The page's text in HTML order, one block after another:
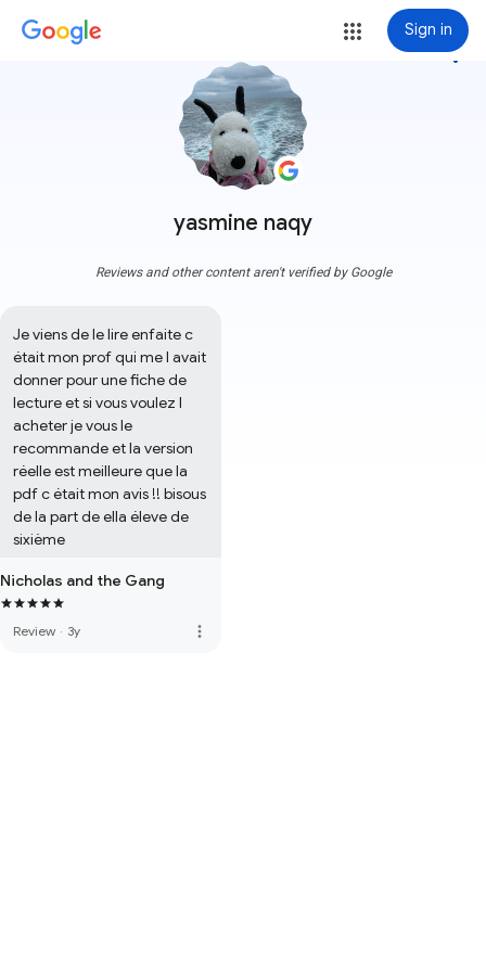
Sign in
yasmine naqy
more_vert
Reviews and other content aren't verified by Google
Je viens de le lire enfaite c
était mon prof qui me l avait
donner pour une fiche de
lecture et si vous voulez l
acheter je vous le
recommande et la version
réelle est meilleure que la
pdf c était mon avis !! bisous
de la part de ella éleve de
sixième
Nicholas and the Gang
Review · 3y more_vert